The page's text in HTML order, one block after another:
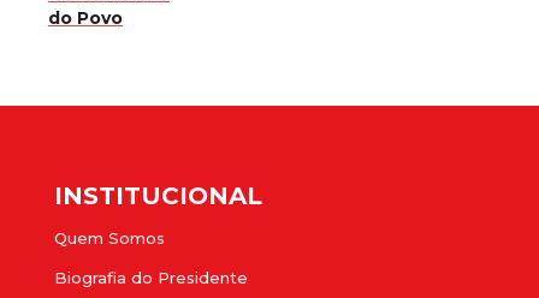
do Povo
INSTITUCIONAL
Quem Somos
Biografia do Presidente